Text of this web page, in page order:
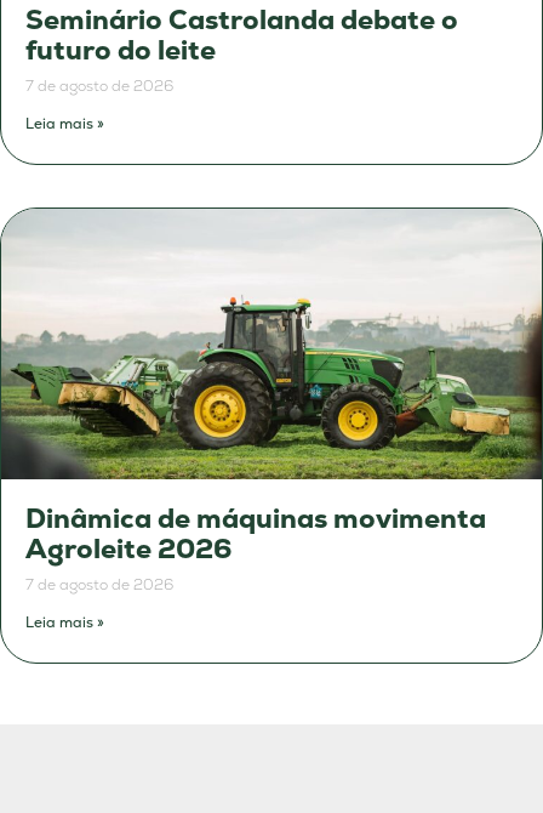
Seminário Castrolanda debate o
futuro do leite
7 de agosto de 2026
Leia mais »
Dinâmica de máquinas movimenta
Agroleite 2026
7 de agosto de 2026
Leia mais »